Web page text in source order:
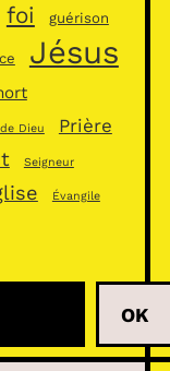
foi guérison
Jésus
Dieu Prière
Seigneur
Évangile
OK